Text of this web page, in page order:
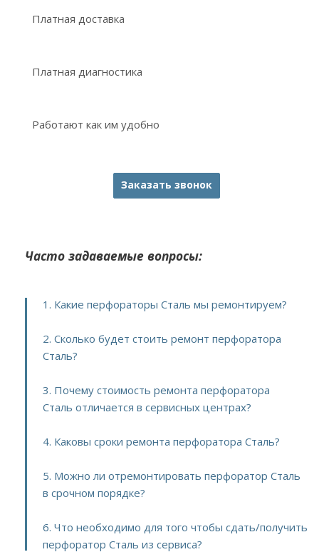
Платная доставка
Платная диагностика
Работают как им удобно
Заказать звонок
Часто задаваемые вопросы:
1. Какие перфораторы Сталь мы ремонтируем?
2. Сколько будет стоить ремонт перфоратора
Сталь?
3. Почему стоимость ремонта перфоратора
Сталь отличается в сервисных центрах?
4. Каковы сроки ремонта перфоратора Сталь?
5. Можно ли отремонтировать перфоратор Сталь
в срочном порядке?
6. Что необходимо для того чтобы сдать/получить
перфоратор Сталь из сервиса?